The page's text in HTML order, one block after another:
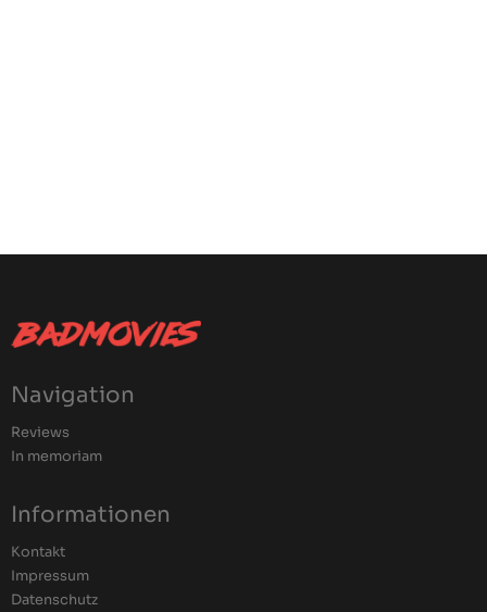
Navigation
Reviews
In memoriam
Informationen
Kontakt
Impressum
Datenschutz